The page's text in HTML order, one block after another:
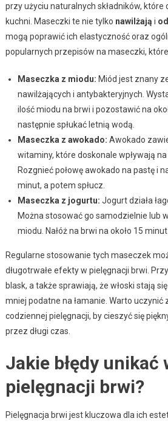
przy użyciu naturalnych składników, które
kuchni. Maseczki te nie tylko nawilżają i
mogą poprawić ich elastyczność oraz
popularnych przepisów na maseczki,
Maseczka z miodu: Miód jest znany
nawilżających i antybakteryjnych.
ilość miodu na brwi i pozostawić na
następnie spłukać letnią wodą.
Maseczka z awokado: Awokado
witaminy, które doskonale wpływają na
Rozgnieć połowę awokado na pastę i
minut, a potem spłucz.
Maseczka z jogurtu: Jogurt działa
Można stosować go samodzielnie lub
miodu. Nałóż na brwi na około 15 minut
Regularne stosowanie tych maseczek
długotrwałe efekty w pielęgnacji brwi.
blask, a także sprawiają, że włoski stają
mniej podatne na łamanie. Warto uczynić
codziennej pielęgnacji, by cieszyć się
przez długi czas.
Jakie błędy unikać
pielęgnacji brwi?
Pielęgnacja brwi jest kluczowa dla ich